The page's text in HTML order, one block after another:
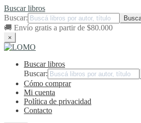
Buscar libros
Buscar:
🚚 Envío gratis a partir de $80.000
×
Ir
navegación
Ir
contenidoBuscar libros
Buscar:
Cómo comprar
Mi cuenta
Política de privacidad
Contacto